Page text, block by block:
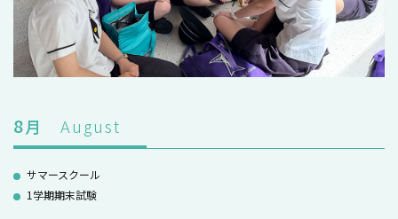
8月 August
サマースクール
1学期期末試験